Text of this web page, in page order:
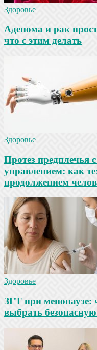
Здоровье
Аденома и рак
что с этим делать
Здоровье
Протез предплечья
управлением: как
продолжением
Здоровье
ЗГТ при менопаузе:
выбрать